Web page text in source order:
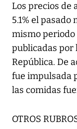
Los precios de
5.1% el
mismo periodo
publicadas por
República. De
fue impulsada
las comidas
OTROS